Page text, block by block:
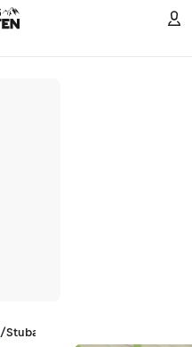
/Stubaier Alpen